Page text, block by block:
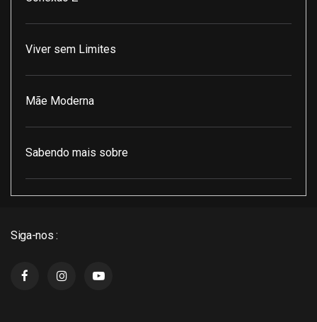
Viver sem Limites
Mãe Moderna
Sabendo mais sobre
Siga-nos :